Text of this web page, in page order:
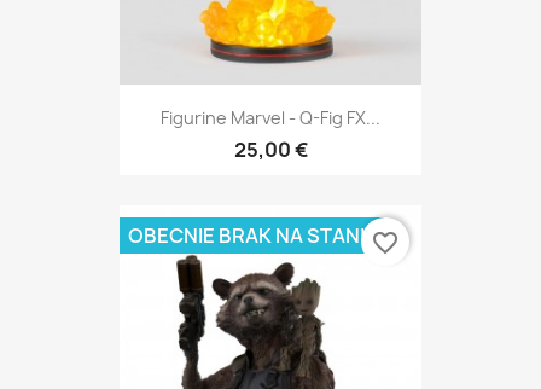
Figurine Marvel - Q-Fig FX...
25,00 €
OBECNIE BRAK NA STANIEfavorite_border